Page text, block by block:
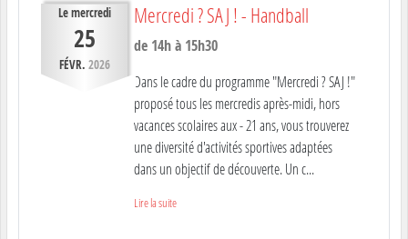
Lemercredi
25
FÉVR. 2026
Mercredi ? SAJ ! - Handball
de 14h à 15h30
Dans le cadre du programme "Mercredi ? SAJ !"
proposé tous les mercredis après-midi, hors
vacances scolaires aux - 21 ans, vous trouverez
une diversité d'activités sportives adaptées
dans un objectif de découverte. Un c...
Lire la suite